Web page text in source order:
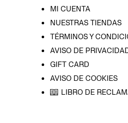
MI CUENTA
NUESTRAS TIENDAS
TÉRMINOS Y
AVISO DE
GIFT CARD
AVISO DE COOKIES
LIBRO DE